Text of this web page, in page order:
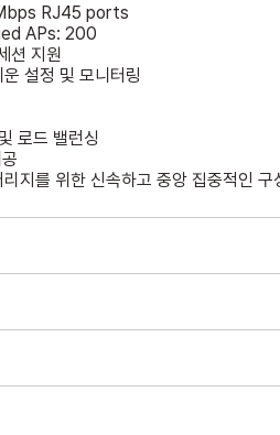
RJ45 ports
APs: 200
션 지원
설정 및 모니터링
로드 밸런싱
지를 위한 신속하고 중앙 집중적인 구